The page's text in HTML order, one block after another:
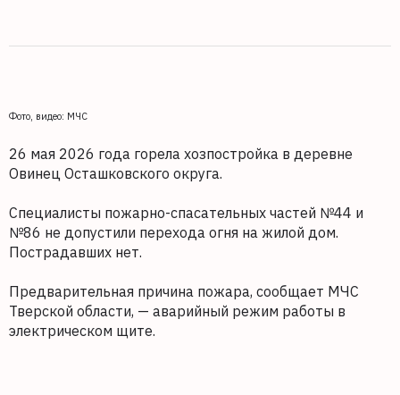
Фото, видео: МЧС
26 мая 2026 года горела хозпостройка в деревне
Овинец Осташковского округа.
Специалисты пожарно-спасательных частей №44 и
№86 не допустили перехода огня на жилой дом.
Пострадавших нет.
Предварительная причина пожара, сообщает МЧС
Тверской области, — аварийный режим работы в
электрическом щите.